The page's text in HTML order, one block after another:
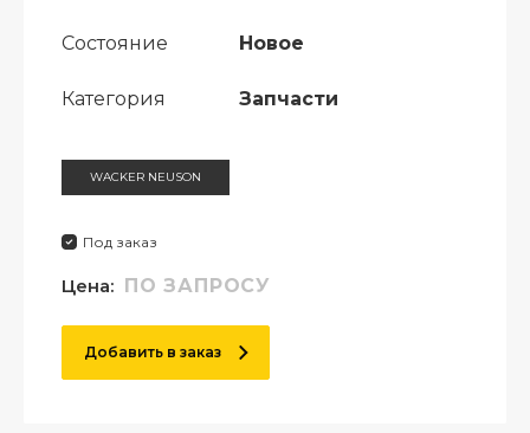
Состояние Новое
Категория Запчасти
WACKER NEUSON
Под заказ
Цена: ПО ЗАПРОСУ
Добавить в заказ